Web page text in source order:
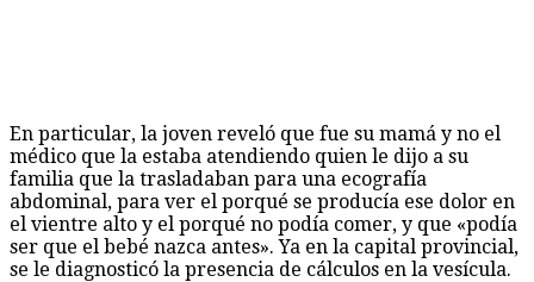
En particular, la joven reveló que fue su mamá y no el
médico que la estaba atendiendo quien le dijo a su
familia que la trasladaban para una ecografía
abdominal, para ver el porqué se producía ese dolor en
el vientre alto y el porqué no podía comer, y que «podía
ser que el bebé nazca antes». Ya en la capital provincial,
se le diagnosticó la presencia de cálculos en la vesícula.